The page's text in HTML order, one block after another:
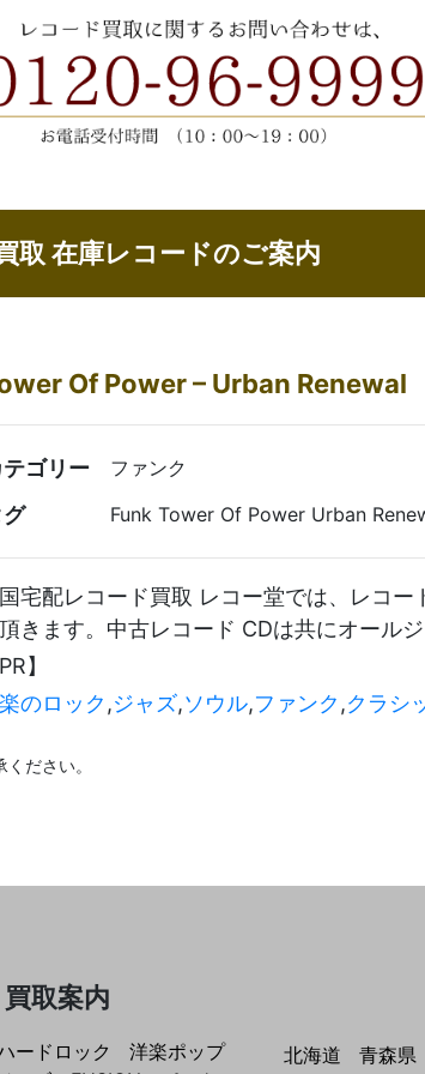
取 在庫レコードのご案内
Of Power ‎– Urban Renewal
テゴリー ファンク
グ Funk Tower Of Power Urban
宅配レコード買取 レコー堂では、レコ
きます。中古レコード CDは共にオール
】
のロック,ジャズ,ソウル,ファンク,クラシ
ださい。
買取案内
ードロック
洋楽ポップ
北海道
青森県